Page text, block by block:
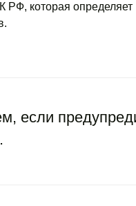
РФ, которая определяет
если